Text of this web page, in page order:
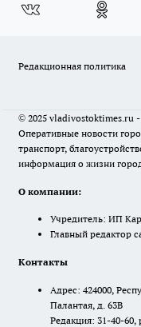
Редакционная политика
© 2025 vladivostoktimes.ru -
Оперативные новости
транспорт,
информация о жизни
О компании:
Учредитель: ИП
Главный редактор
Контакты
Адрес: 424000,
Палантая, д. 63В
Редакция: 31-40-